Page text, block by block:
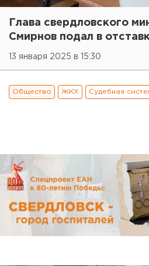
Глава свердловского
Смирнов подал в
13 января 2025 в 15:30
Общество ЖКХ Судебная